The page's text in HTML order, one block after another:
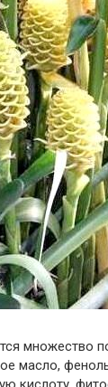
множество
масло,